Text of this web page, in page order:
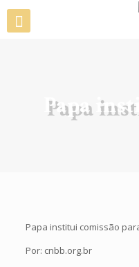
Papa
Papa institui comissão
Por: cnbb.org.br